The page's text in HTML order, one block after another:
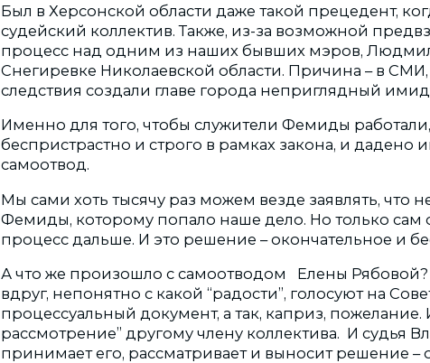
Был в Херсонской области даже такой прецедент,
судейский коллектив. Также, из-за возможной
процесс над одним из наших бывших мэров,
Снегиревке Николаевской области. Причина – в
следствия создали главе города неприглядный
Именно для того, чтобы служители Фемиды
беспристрастно и строго в рамках закона, и дадено
самоотвод.
Мы сами хоть тысячу раз можем везде заявлять, что
Фемиды, которому попало наше дело. Но только сам
процесс дальше. И это решение – окончательное и
А что же произошло с самоотводом Елены Рябовой?
вдруг, непонятно с какой “радости”, голосуют на
процессуальный документ, а так, каприз, пожелание.
рассмотрение” другому члену коллектива. И судья
принимает его, рассматривает и выносит решение –